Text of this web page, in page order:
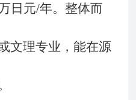
日元/年。整体而
文理专业，能在源